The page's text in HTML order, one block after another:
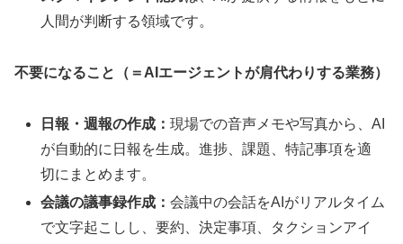
人間が判断する領域です。
不要になること（＝AIエージェントが肩代わりする業務）
日報・週報の作成：現場での音声メモや写真から、AI
が自動的に日報を生成。進捗、課題、特記事項を適
切にまとめます。
会議の議事録作成：会議中の会話をAIがリアルタイム
で文字起こしし、要約、決定事項、タクションアイ